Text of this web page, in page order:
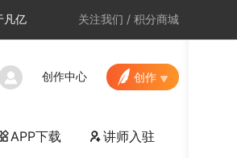
凡亿 关注我们 / 积分商城
创作中心 创作
APP下载 讲师入驻